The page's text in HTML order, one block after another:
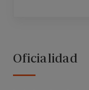
Oficialidad